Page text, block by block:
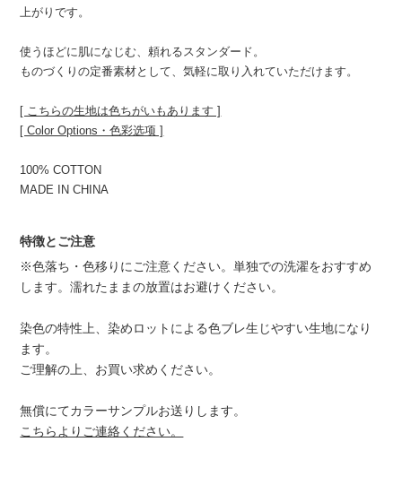
上がりです。
使うほどに肌になじむ、頼れるスタンダード。
ものづくりの定番素材として、気軽に取り入れていただけます。
[ こちらの生地は色ちがいもあります ]
[ Color Options・色彩选项 ]
100% COTTON
MADE IN CHINA
特徴とご注意
※色落ち・色移りにご注意ください。単独での洗濯をおすすめ
します。濡れたままの放置はお避けください。
染色の特性上、染めロットによる色ブレ生じやすい生地になり
ます。
ご理解の上、お買い求めください。
無償にてカラーサンプルお送りします。
こちらよりご連絡ください。